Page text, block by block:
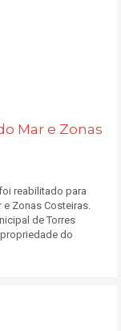
Mar e Zonas
reabilitado para
e Zonas Costeiras.
de Torres
do